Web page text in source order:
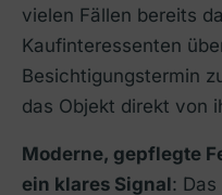
vielen Fällen bereits
Kaufinteressenten
Besichtigungstermin
das Objekt direkt von
Moderne, gepflegte
ein klares Signal: